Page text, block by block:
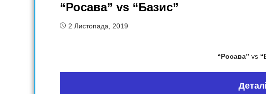
“Росава” vs “Базис”
2 Листопада, 2019
“Росава” vs
Деталі